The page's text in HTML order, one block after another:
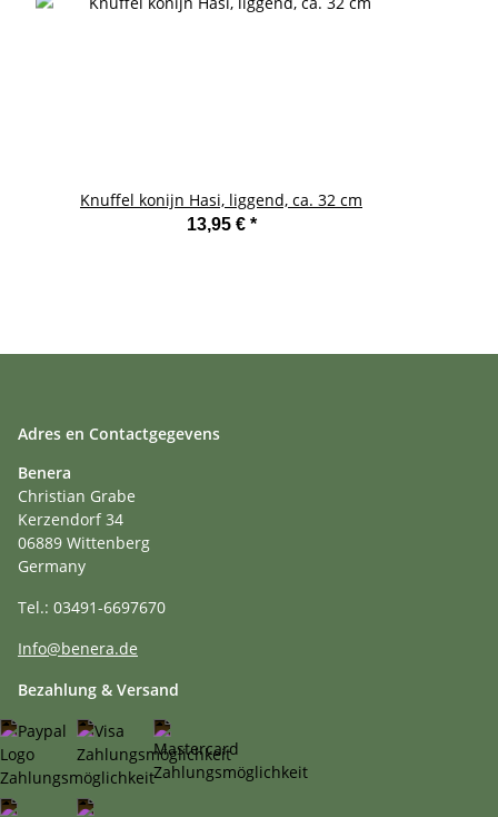
Knuffel konijn Hasi, liggend, ca. 32 cm
13,95 € *
Adres en Contactgegevens
Benera
Christian Grabe
Kerzendorf 34
06889 Wittenberg
Germany
Tel.: 03491-6697670
Info@benera.de
Bezahlung & Versand